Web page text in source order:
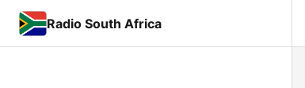
Radio South Africa